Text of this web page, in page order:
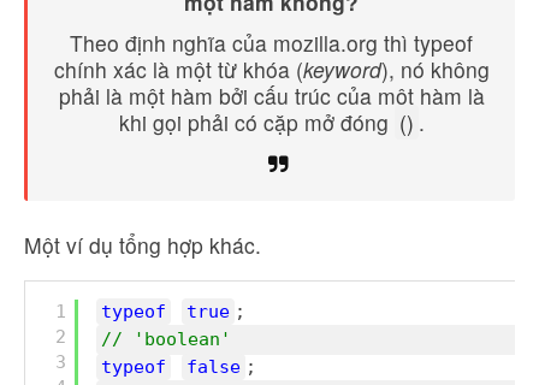
Theo định nghĩa của mozilla.org thì typeof
chính xác là một từ khóa (keyword), nó không
phải là một hàm bởi cấu trúc của một hàm là
khi gọi phải có cặp mở đóng () .
Một ví dụ tổng hợp khác.
1
2
3
typeof true ;
// 'boolean'
typeof
false ;